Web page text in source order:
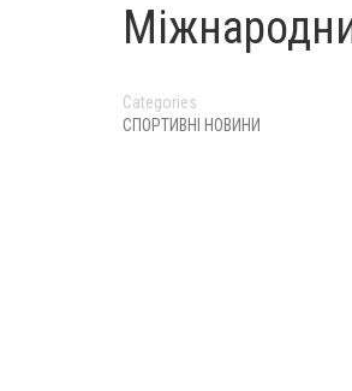
Categories
СПОРТИВНІ НОВИНИ